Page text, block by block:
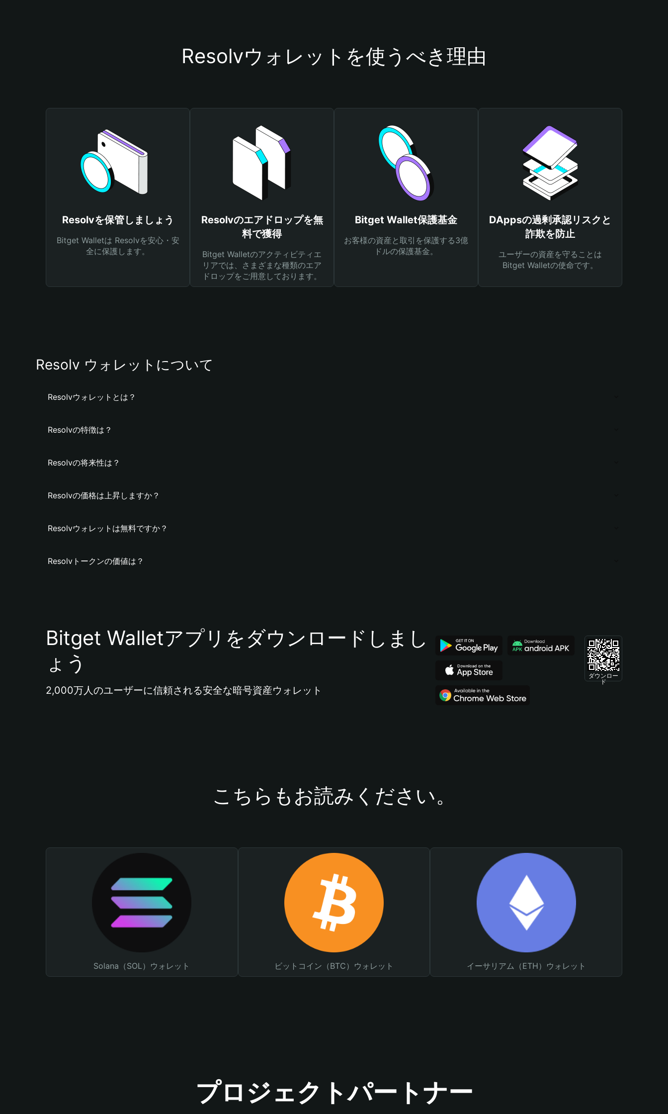
Resolvウォレットを使うべき理由
Resolvを保管しましょう
Bitget Walletは Resolvを安心・安
全に保護します。
Resolvのエアドロップを無
料で獲得
Bitget Walletのアクティビティエ
リアでは、さまざまな種類のエア
ドロップをご用意しております。
Bitget Wallet保護基金
お客様の資産と取引を保護する3億
ドルの保護基金。
DAppsの過剰承認リスクと
詐欺を防止
ユーザーの資産を守ることは
Bitget Walletの使命です。
Resolv ウォレットについて
Resolvウォレットとは？
Resolvの特徴は？
Resolvの将来性は？
Resolvの価格は上昇しますか？
Resolvウォレットは無料ですか？
Resolvトークンの価値は？
Bitget Walletアプリをダウンロードしまし
ょう
2,000万人のユーザーに信頼される安全な暗号資産ウォレット
ダウンロー
ド
こちらもお読みください。
Solana（SOL）ウォレット ビットコイン（BTC）ウォレット イーサリアム（ETH）ウォレット
プロジェクトパートナー